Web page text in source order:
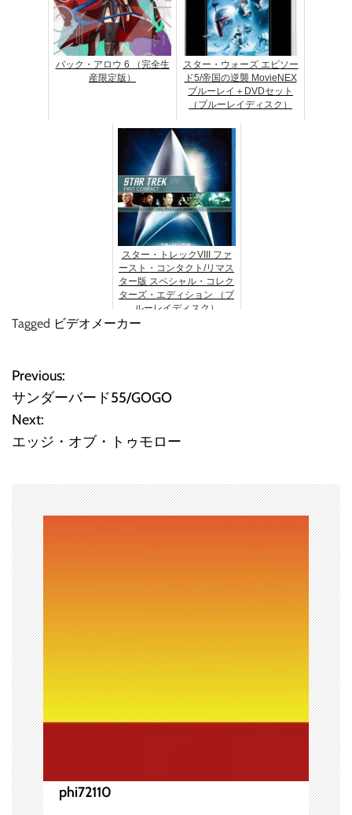
バック・アロウ 6 （完全生
産限定版）
スター・ウォーズ エピソー
ド5/帝国の逆襲 MovieNEX
ブルーレイ＋DVDセット
（ブルーレイディスク）
スター・トレックVIII ファ
ースト・コンタクト/リマス
ター版 スペシャル・コレク
ターズ・エディション （ブ
ルーレイディスク）
Tagged ビデオメーカー
投
稿
ナ
ビ
ゲ
ー
シ
ョ
ン
Previous:
サンダーバード55/GOGO
Next:
エッジ・オブ・トゥモロー
phi72110